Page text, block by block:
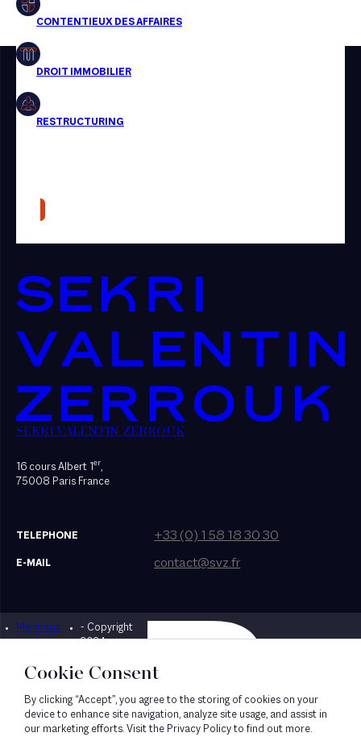
Droit immobilier
Restructuring
Presse
Aucun résultats pour cette recherche
SEKRI VALENTIN ZERROUK
16 cours Albert 1er,
75008 Paris France
TELEPHONE +33 (0) 1 58 18 30 30
E-MAIL contact@svz.fr
Mentions
légales
- Copyright
2024
Designed by Bonhomme
Cookie Consent
By clicking “Accept”, you agree to the storing of cookies on your
device to enhance site navigation, analyze site usage, and assist in
our marketing efforts. Visit the Privacy Policy to find out more.